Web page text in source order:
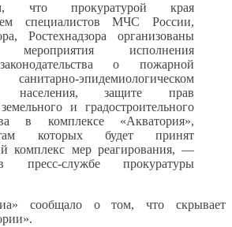
что прокуратурой края
специалистов МЧС России,
Ростехнадзора организованы
мероприятия исполнения
о пожарной
санитарно-эпидемиологическом
населения, защите прав
и градостроительного
в комплексе «Акватория»,
которых будет принят
комплекс мер реагирования, —
пресс-службе прокуратуры
сообщало о том, что скрывает